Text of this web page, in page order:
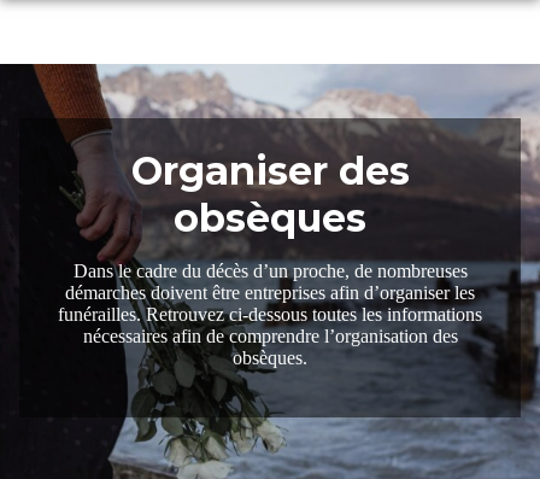
Aller
contenu
ORGANISER DES OBSÈQUES
PRÉVOIR SES OBSÈQUES
MONUMENTS FUNÉRAIRES
SERVICES AUX FAMILLES
NOS AGENCES
POMPES FUNEBRES ANNECIENNES G.GOLLIET – ANNECY
POMPES FUNEBRES ANNECIENNES G.GOLLIET –PRINGY
POMPES FUNEBRES ANNECIENNES G.GOLLIET – CRUSEILLES
POMPES FUNEBRES ANNECIENNES G.GOLLIET –SEVRIER
CHAMBRES FUNERAIRES
CHAMBRE FUNÉRAIRE G.GOLLIET – SAINT-JORIOZ
CHAMBRE FUNÉRAIRE G.GOLLIET – ARGONAY
ESPACES HOMMAGES
ESPACE FAMILLE
NOTRE HISTOIRE
CONFIGURATEUR DE MONUMENTS
Organiser des
obsèques
Dans le cadre du décès d’un proche, de nombreuses
démarches doivent être entreprises afin d’organiser les
funérailles. Retrouvez ci-dessous toutes les informations
nécessaires afin de comprendre l’organisation des
obsèques.